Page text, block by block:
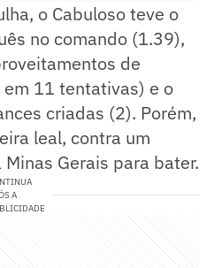
o Cabuloso teve o
no comando (1.39),
de
11 tentativas) e o
criadas (2). Porém,
leal, contra um
Gerais para bater.
A